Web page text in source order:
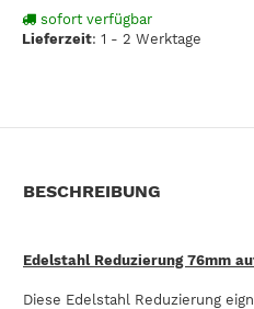
sofort verfügbar
Lieferzeit: 1 - 2 Werktage
BESCHREIBUNG
Edelstahl Reduzierung 76mm
Diese Edelstahl Reduzierung